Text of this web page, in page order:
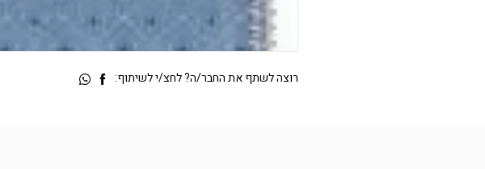
רוצה לשתף את החבר/ה? לחצ/י לשיתוף: